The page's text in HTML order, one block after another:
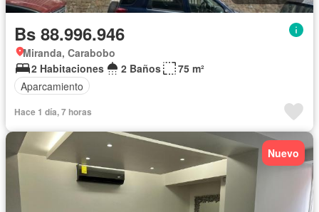
Bs 88.996.946
Miranda, Carabobo
2 Habitaciones
2 Baños
75 m²
Aparcamiento
Hace 1 día, 7 horas
Nuevo